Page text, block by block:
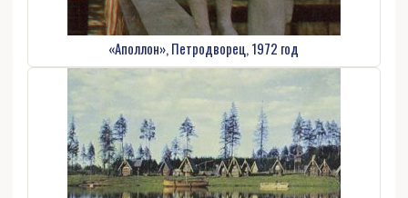
«Аполлон», Петродворец, 1972 год